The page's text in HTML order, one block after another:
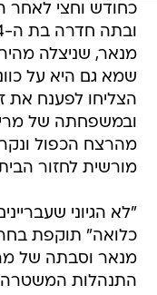
כחודש וחצי
מנאר, שניצלה
שמא גם היא על
הצליחו לפענח את
מהרצח הכפול
מורשית לחזור
"לא הגיוני
כלואה" תוקפת
מנאר וסבתה של
התנהלות